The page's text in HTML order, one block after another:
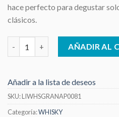
hace perfecto para degustar
clásicos.
Whisky Grants Triple Wood
AÑADIR AL
Añadir a la lista de deseos
SKU:LIWHSGRANAP0081
Categoría:WHISKY